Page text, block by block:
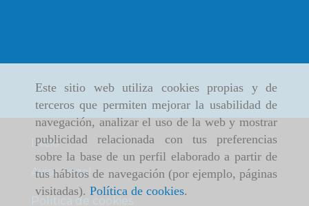
Este sitio web utiliza cookies propias y de
terceros que permiten mejorar la usabilidad de
navegación, analizar el uso de la web y mostrar
publicidad relacionada con tus preferencias
sobre la base de un perfil elaborado a partir de
tus hábitos de navegación (por ejemplo, páginas
visitadas). Política de cookies.
Inicio
Aviso Legal
Política de cookies